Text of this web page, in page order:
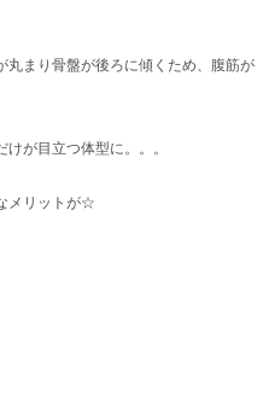
丸まり骨盤が後ろに傾くため、腹筋が
が目立つ体型に。。。
メリットが☆